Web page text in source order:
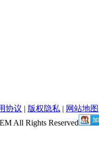
协议 | 版权隐私 | 网站地图
All Rights Reserved